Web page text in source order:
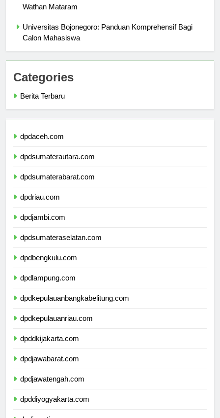
The Comprehensive Guide to Universitas Nahdlatul
Universitas Bojonegoro: Panduan Komprehensif Bagi
Categories